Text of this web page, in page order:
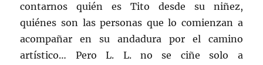
contarnos quién es Tito desde su niñez,
quiénes son las personas que lo comienzan a
acompañar en su andadura por el camino
artístico… Pero L. L. no se ciñe solo a